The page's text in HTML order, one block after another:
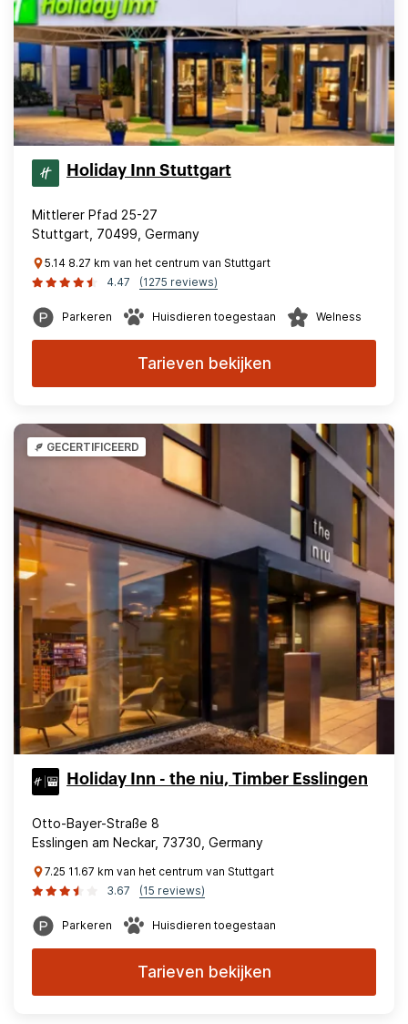
Holiday Inn Stuttgart
Mittlerer Pfad 25-27
Stuttgart, 70499, Germany
5.14 8.27 km van het centrum van Stuttgart
4.47
(1275 reviews)
Parkeren Huisdieren toegestaan Welness
Tarieven bekijken
GECERTIFICEERD
Holiday Inn - the niu, Timber Esslingen
Otto-Bayer-Straße 8
Esslingen am Neckar, 73730, Germany
7.25 11.67 km van het centrum van Stuttgart
3.67
(15 reviews)
Parkeren Huisdieren toegestaan
Tarieven bekijken